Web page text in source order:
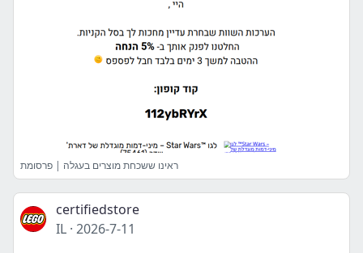
ראינו ששכחת מוצרים בעגלה | פרסומת
certifiedstore
IL · 2026-7-11